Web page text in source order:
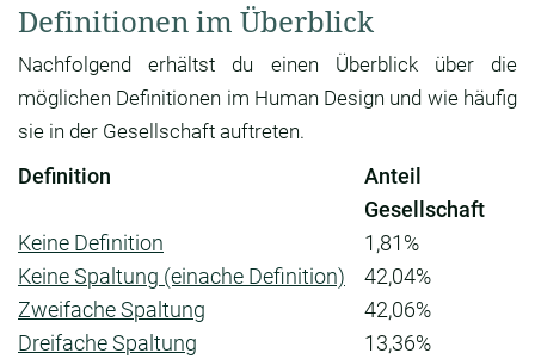
Definitionen im Überblick
Nachfolgend erhältst du einen Überblick über die
möglichen Definitionen im Human Design und wie häufig
sie in der Gesellschaft auftreten.
Definition
Anteil
Gesellschaft
Keine Definition
1,81%
Keine Spaltung (einache Definition)
42,04%
Zweifache Spaltung
42,06%
Dreifache Spaltung
13,36%